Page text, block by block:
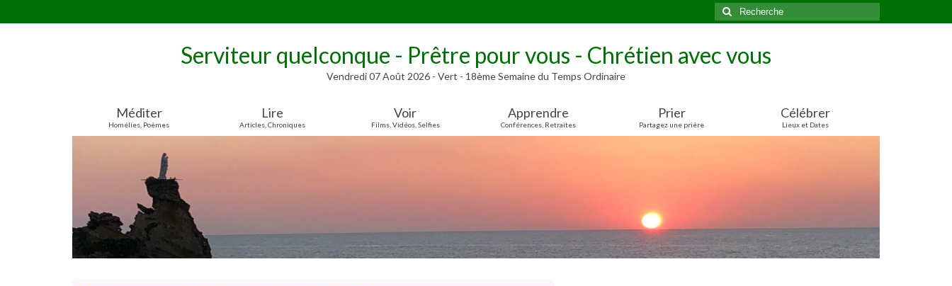
Rechercher
:
Serviteur quelconque - Prêtre pour vous - Chrétien avec vous
Vendredi 07 Août 2026 - Vert - 18ème Semaine du Temps Ordinaire
Méditer
Homélies, Poèmes
Lire
Articles, Chroniques
Voir
Films, Vidéos, Selfies
Apprendre
Conférences, Retraites
Prier
Partagez une prière
Célébrer
Lieux et Dates